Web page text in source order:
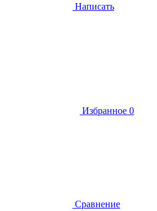
Написать
Избранное 0
Сравнение